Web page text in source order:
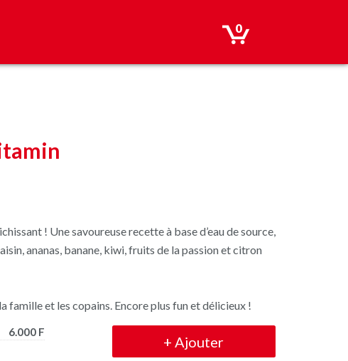
0
! Une savoureuse recette à base d’eau de source,
ananas, banane, kiwi, fruits de la passion et citron
famille et les copains. Encore plus fun et délicieux !
6.000 F
+ Ajouter